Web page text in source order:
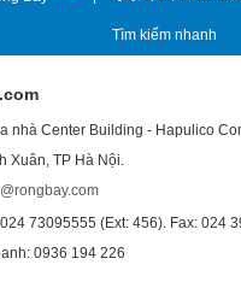
Tìm kiếm nhanh
nhà Center Building - Hapulico
Xuân, TP Hà Nội.
73095555 (Ext: 456). Fax: 024
0936 194 226